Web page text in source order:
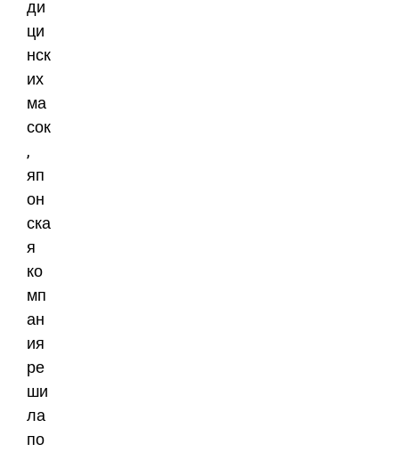
ди
ци
нск
их
ма
сок
,
яп
он
ска
я
ко
мп
ан
ия
ре
ши
ла
по